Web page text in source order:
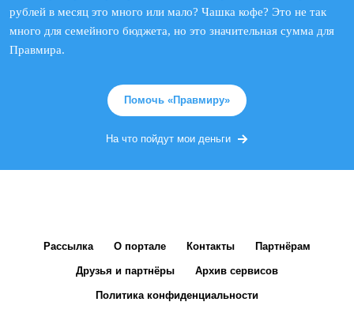
рублей в месяц это много или мало? Чашка кофе? Это не так
много для семейного бюджета, но это значительная сумма для
Правмира.
Помочь «Правмиру»
На что пойдут мои деньги
Рассылка О портале Контакты Партнёрам
Друзья и партнёры Архив сервисов
Политика конфиденциальности